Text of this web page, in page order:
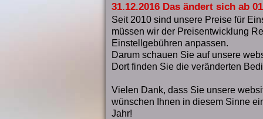
31.12.2016 Das ändert sich ab
Seit 2010 sind unsere Preise für
müssen wir der Preisentwicklung
Einstellgebühren anpassen.
Darum schauen Sie auf unsere
Dort finden Sie die veränderten
Vielen Dank, dass Sie unsere
wünschen Ihnen in diesem Sinne
Jahr!